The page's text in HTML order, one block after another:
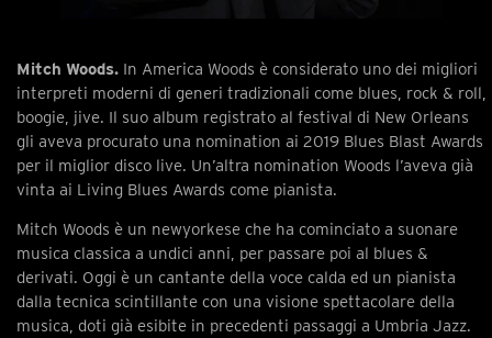
Mitch Woods. In America Woods è considerato uno dei migliori
interpreti moderni di generi tradizionali come blues, rock & roll,
boogie, jive. Il suo album registrato al festival di New Orleans
gli aveva procurato una nomination ai 2019 Blues Blast Awards
per il miglior disco live. Un’altra nomination Woods l’aveva già
vinta ai Living Blues Awards come pianista.
Mitch Woods è un newyorkese che ha cominciato a suonare
musica classica a undici anni, per passare poi al blues &
derivati. Oggi è un cantante della voce calda ed un pianista
dalla tecnica scintillante con una visione spettacolare della
musica, doti già esibite in precedenti passaggi a Umbria Jazz.